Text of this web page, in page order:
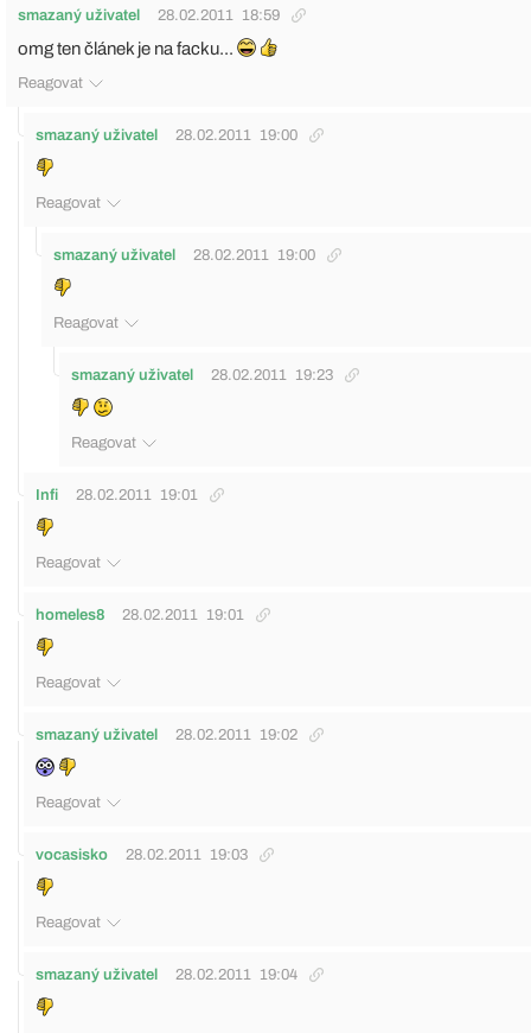
smazaný uživatel 28.02.2011 18:59
omg ten článek je na facku...
Reagovat
smazaný uživatel 28.02.2011 19:00
Reagovat
smazaný uživatel 28.02.2011 19:00
Reagovat
smazaný uživatel 28.02.2011 19:23
Reagovat
Infi 28.02.2011 19:01
Reagovat
homeles8 28.02.2011 19:01
Reagovat
smazaný uživatel 28.02.2011 19:02
Reagovat
vocasisko 28.02.2011 19:03
Reagovat
smazaný uživatel 28.02.2011 19:04